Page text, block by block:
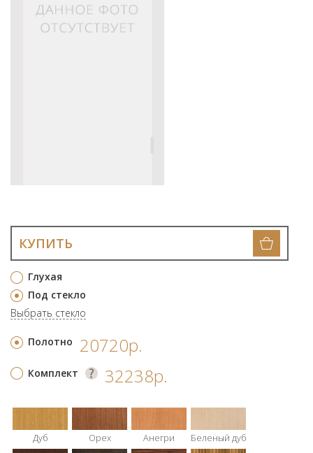
Глухая
Под стекло
Выбрать стекло
КУПИТЬ
Полотно 20720р.
Комплект 32238р.
Дуб Орех Анегри Беленый дуб